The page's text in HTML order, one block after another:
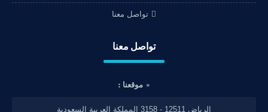
تواصل معنا
تواصل معنا
موقعنا :
الرياض 12511 - 3158 المملكة العربية السعودية